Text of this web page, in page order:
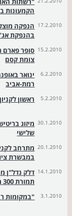
הקמעונות
17.2.2010
בהנפקת
15.2.2010
צומת קסם
6.2.2010
ינואר
רמת-אביב
5.2.2010 ראשון
30.1.2010 מיזוג
שלישי
20.1.2010 מתרחב
במבשרת
14.1.2010 דלק נדל"ן
תמורת 300 מיליון שקל
3.1.2010 "במקומות